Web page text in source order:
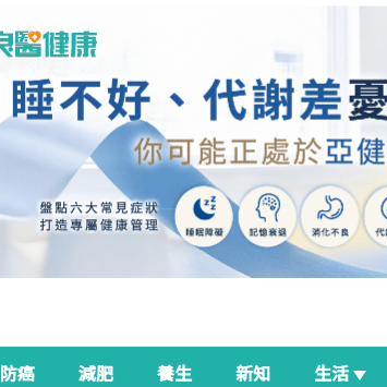
防癌 減肥 養生 新知 生活